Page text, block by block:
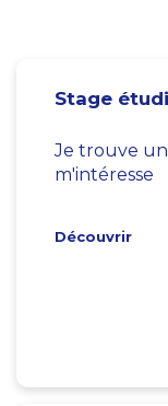
Stage
Je trouve
m'intéresse
Découvrir